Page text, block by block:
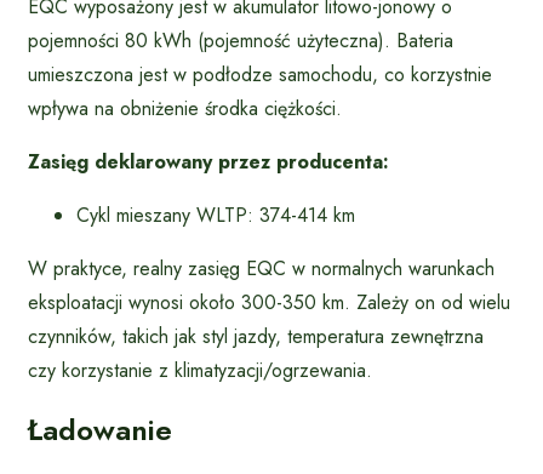
EQC wyposażony jest w akumulator litowo-jonowy o
pojemności 80 kWh (pojemność użyteczna). Bateria
umieszczona jest w podłodze samochodu, co korzystnie
wpływa na obniżenie środka ciężkości.
Zasięg deklarowany przez producenta:
Cykl mieszany WLTP: 374-414 km
W praktyce, realny zasięg EQC w normalnych warunkach
eksploatacji wynosi około 300-350 km. Zależy on od wielu
czynników, takich jak styl jazdy, temperatura zewnętrzna
czy korzystanie z klimatyzacji/ogrzewania.
Ładowanie